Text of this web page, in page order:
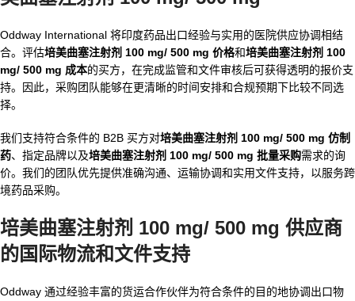
Oddway International 将印度药品出口经验与实用的医院供应协调相结
合。评估培美曲塞注射剂 100 mg/ 500 mg 价格和培美曲塞注射剂 100
mg/ 500 mg 成本的买方，在完成监管和文件审核后可获得透明的报价支
持。因此，采购团队能够在更清晰的时间安排和合规预期下比较不同选
择。
我们支持符合条件的 B2B 买方对培美曲塞注射剂 100 mg/ 500 mg 仿制
药、指定品牌以及培美曲塞注射剂 100 mg/ 500 mg 批量采购需求的询
价。我们的团队优先提供准确沟通、运输协调和实用文件支持，以服务跨
境药品采购。
培美曲塞注射剂 100 mg/ 500 mg 供应商
的国际物流和文件支持
Oddway 通过经验丰富的货运合作伙伴为符合条件的目的地协调出口物